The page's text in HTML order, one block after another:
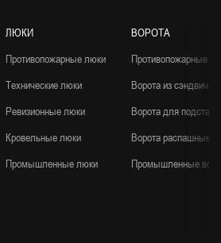
ЛЮКИ
Противопожарные люки
Технические люки
Ревизионные люки
Кровельные люки
Промышленные люки
ВОРОТА
Противопожарные
Ворота из сэндвич-
Ворота для
Ворота распашные
Промышленные